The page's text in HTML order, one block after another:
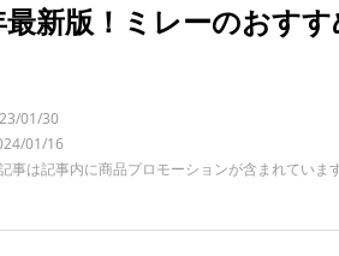
新版！ミレーのおす
01/30
01/16
事は記事内に商品プロモーションが含まれています